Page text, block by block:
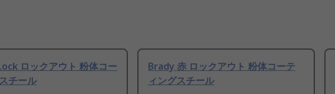
ロックアウト 粉体コー
チール
Brady 赤 ロックアウト 粉体コーテ
ィングスチール